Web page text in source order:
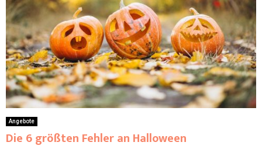
Angebote
Die 6 größten Fehler an Halloween